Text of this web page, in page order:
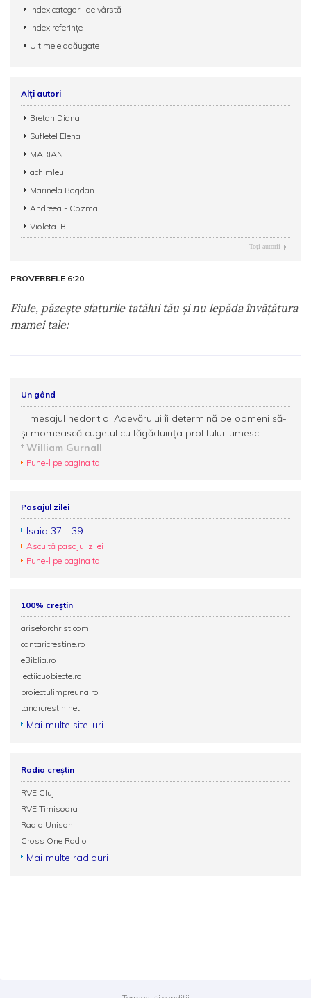
Index categorii de vârstă
Index referințe
Ultimele adăugate
Alți autori
Bretan Diana
Sufletel Elena
MARIAN
achimleu
Marinela Bogdan
Andreea - Cozma
Violeta .B
Toţi autorii
PROVERBELE 6:20
Fiule, păzeşte sfaturile tatălui tău şi nu lepăda învăţătura
mamei tale:
Un gând
... mesajul nedorit al Adevărului îi determină pe oameni să-
și momească cugetul cu făgăduința profitului lumesc.
William Gurnall
Pune-l pe pagina ta
Pasajul zilei
Isaia 37 - 39
Ascultă pasajul zilei
Pune-l pe pagina ta
100% creștin
ariseforchrist.com
cantaricrestine.ro
eBiblia.ro
lectiicuobiecte.ro
proiectulimpreuna.ro
tanarcrestin.net
Mai multe site-uri
Radio creștin
RVE Cluj
RVE Timisoara
Radio Unison
Cross One Radio
Mai multe radiouri